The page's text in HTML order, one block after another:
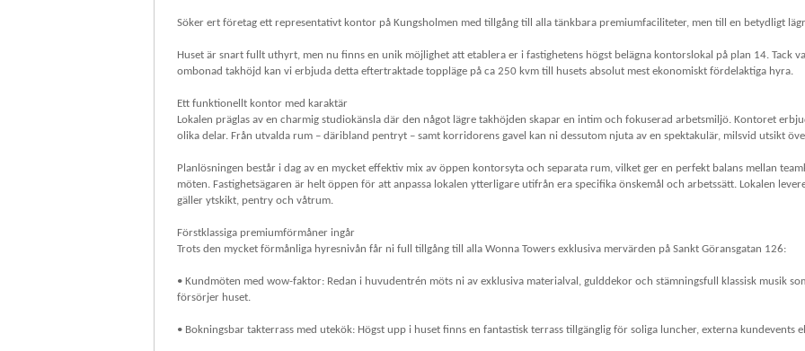
Söker ert företag ett representativt kontor på Kungsholmen med tillgång till alla tänkbara premiumfaciliteter, men till en betydligt
Huset är snart fullt uthyrt, men nu finns en unik möjlighet att etablera er i fastighetens högst belägna kontorslokal på plan 14. Tack
ombonad takhöjd kan vi erbjuda detta eftertraktade toppläge på ca 250 kvm till husets absolut mest ekonomiskt fördelaktiga hyra.
Ett funktionellt kontor med karaktär
Lokalen präglas av en charmig studiokänsla där den något lägre takhöjden skapar en intim och fokuserad arbetsmiljö. Kontoret
olika delar. Från utvalda rum – däribland pentryt – samt korridorens gavel kan ni dessutom njuta av en spektakulär, milsvid utsikt
Planlösningen består i dag av en mycket effektiv mix av öppen kontorsyta och separata rum, vilket ger en perfekt balans mellan
möten. Fastighetsägaren är helt öppen för att anpassa lokalen ytterligare utifrån era specifika önskemål och arbetssätt. Lokalen
gäller ytskikt, pentry och våtrum.
Förstklassiga premiumförmåner ingår
Trots den mycket förmånliga hyresnivån får ni full tillgång till alla Wonna Towers exklusiva mervärden på Sankt Göransgatan 126:
• Kundmöten med wow-faktor: Redan i huvudentrén möts ni av exklusiva materialval, gulddekor och stämningsfull klassisk musik
försörjer huset.
• Bokningsbar takterrass med utekök: Högst upp i huset finns en fantastisk terrass tillgänglig för soliga luncher, externa kundevents